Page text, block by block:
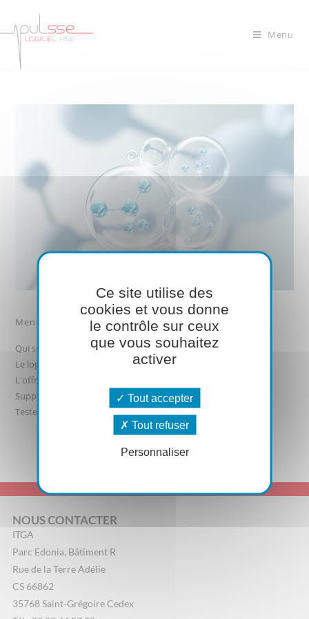
Menu
Menu
Qui sommes-nous ?
Le logiciel
L'offre
Support logiciel
Testez-le
NOUS CONTACTER
ITGA
Parc Edonia, Bâtiment R
Rue de la Terre Adélie
CS 66862
35768 Saint-Grégoire Cedex
Ce site utilise des
cookies et vous donne
le contrôle sur ceux
que vous souhaitez
activer
Tout accepter
Tout refuser
Personnaliser